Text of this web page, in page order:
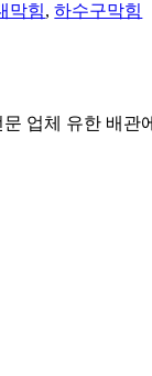
막힘,하수구막힘
업체 유한 배관